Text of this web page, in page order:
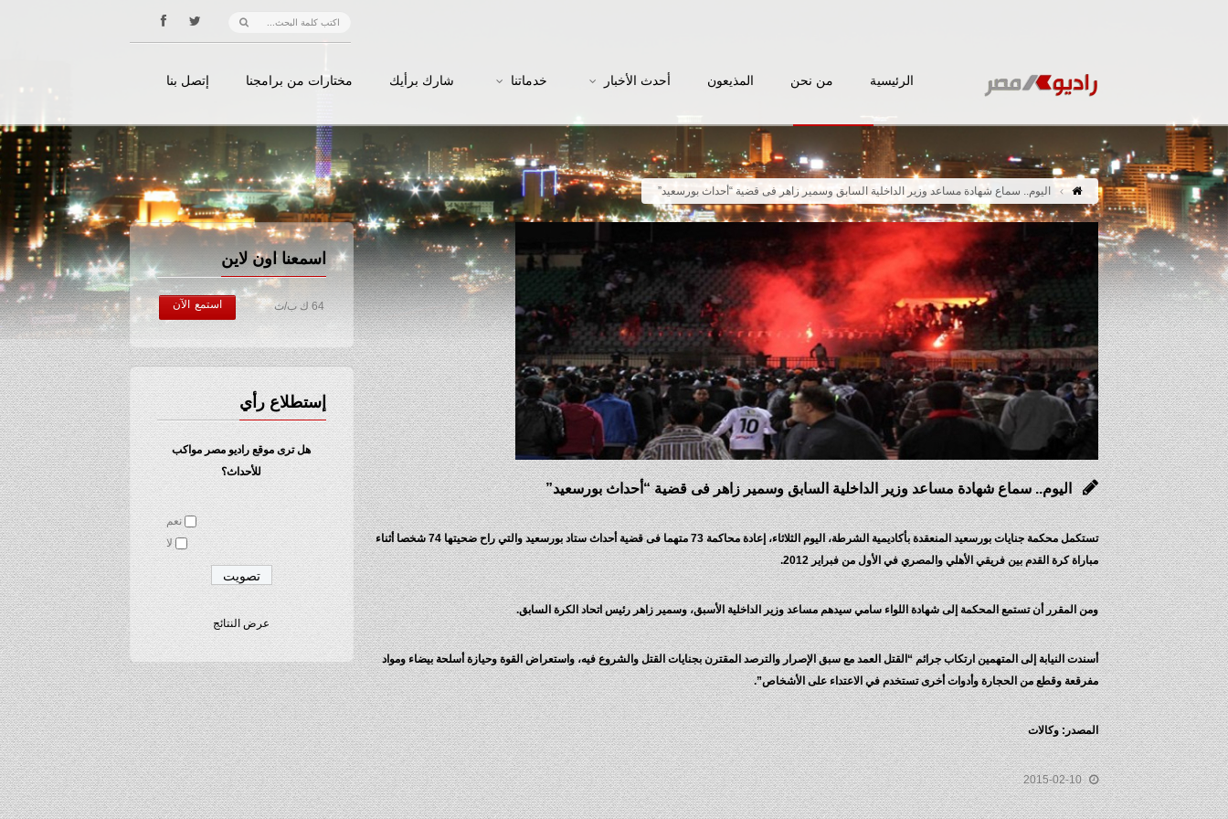
الرئيسية من نحن المذيعون أحدث الأخبار خدماتنا شارك برأيك مختارات من برامجنا إتصل بنا
اليوم.. سماع شهادة مساعد وزير الداخلية السابق وسمير زاهر فى قضية “أحداث بورسعيد”
اسمعنا اون لاين
64 ك ب/ث استمع الآن
إستطلاع رأي
هل ترى موقع راديو مصر مواكب
للأحداث؟
نعم
لا
عرض النتائج
اليوم.. سماع شهادة مساعد وزير الداخلية السابق وسمير زاهر فى قضية “أحداث بورسعيد”
تستكمل محكمة جنايات بورسعيد المنعقدة بأكاديمية الشرطة، اليوم الثلاثاء، إعادة محاكمة 73 متهما فى قضية أحداث ستاد بورسعيد والتي راح ضحيتها 74 شخصا أثناء
مباراة كرة القدم بين فريقي الأهلي والمصري في الأول من فبراير 2012.
ومن المقرر أن تستمع المحكمة إلى شهادة اللواء سامي سيدهم مساعد وزير الداخلية الأسبق، وسمير زاهر رئيس اتحاد الكرة السابق.
أسندت النيابة إلى المتهمين ارتكاب جرائم “القتل العمد مع سبق الإصرار والترصد المقترن بجنايات القتل والشروع فيه، واستعراض القوة وحيازة أسلحة بيضاء ومواد
مفرقعة وقطع من الحجارة وأدوات أخرى تستخدم في الاعتداء على الأشخاص”.
المصدر: وكالات
2015-02-10